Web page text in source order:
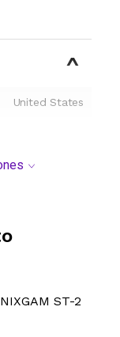
United States
ST-2